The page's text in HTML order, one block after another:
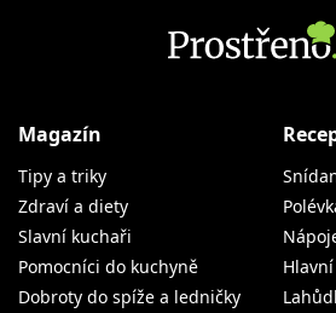
Magazín
Tipy a triky
Zdraví a diety
Slavní kuchaři
Pomocníci do kuchyně
Dobroty do spíže a ledničky